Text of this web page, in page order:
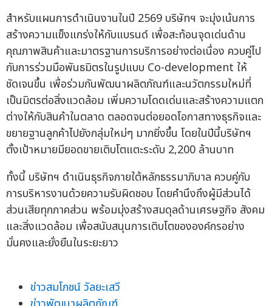
สำหรับแผนการดำเนินงานในปี 2569 บริษัทฯ จะมุ่งเน้นการ
สร้างความแข็งแกร่งให้กับแบรนด์ เพื่อสะท้อนจุดเด่นด้าน
คุณภาพสินค้าและมาตรฐานการบริการอย่างต่อเนื่อง ควบคู่ไป
กับการร่วมมือพันธมิตรในรูปแบบ Co-development ให้
ชัดเจนขึ้น เพื่อร่วมกันพัฒนาผลิตภัณฑ์และนวัตกรรมใหม่ที่
เป็นมิตรต่อสิ่งแวดล้อม เพิ่มความโดดเด่นและสร้างความแตก
ต่างให้กับสินค้าในตลาด ตลอดจนต่อยอดโอกาสทางธุรกิจและ
ขยายฐานลูกค้าไปยังกลุ่มใหม่ๆ มากยิ่งขึ้น โดยในปีนี้บริษัทฯ
ตั้งเป้าหมายมียอดขายเติบโตแตะระดับ 2,200 ล้านบาท
ทั้งนี้ บริษัทฯ ดำเนินธุรกิจภายใต้หลักธรรมาภิบาล ควบคู่กับ
การบริหารงานด้วยความรับผิดชอบ โดยคำนึงถึงผู้มีส่วนได้
ส่วนเสียทุกภาคส่วน พร้อมมุ่งสร้างสมดุลด้านเศรษฐกิจ สังคม
และสิ่งแวดล้อม เพื่อสนับสนุนการเติบโตขององค์กรอย่าง
มั่นคงและยั่งยืนในระยะยาว
ข่าวสมโภชน์ วัลยะเสวี